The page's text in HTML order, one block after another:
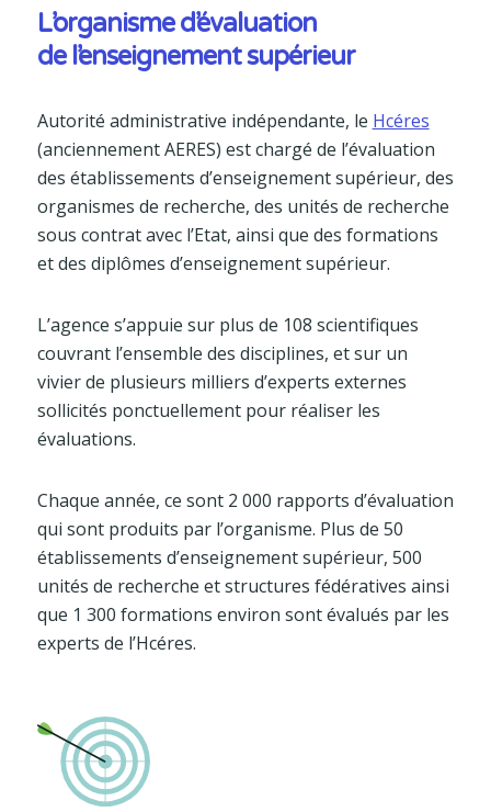
L’organisme d’évaluation
de l’enseignement supérieur
Autorité administrative indépendante, le Hcéres
(anciennement AERES) est chargé de l’évaluation
des établissements d’enseignement supérieur, des
organismes de recherche, des unités de recherche
sous contrat avec l’Etat, ainsi que des formations
et des diplômes d’enseignement supérieur.
L’agence s’appuie sur plus de 108 scientifiques
couvrant l’ensemble des disciplines, et sur un
vivier de plusieurs milliers d’experts externes
sollicités ponctuellement pour réaliser les
évaluations.
Chaque année, ce sont 2 000 rapports d’évaluation
qui sont produits par l’organisme. Plus de 50
établissements d’enseignement supérieur, 500
unités de recherche et structures fédératives ainsi
que 1 300 formations environ sont évalués par les
experts de l’Hcéres.